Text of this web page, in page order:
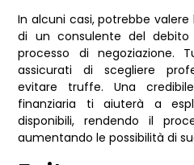
In alcuni casi, potrebbe valere
di un consulente del
processo di negoziazione.
assicurati di scegliere
evitare truffe. Una
finanziaria ti aiuterà a
disponibili, rendendo il
aumentando le possibilità di